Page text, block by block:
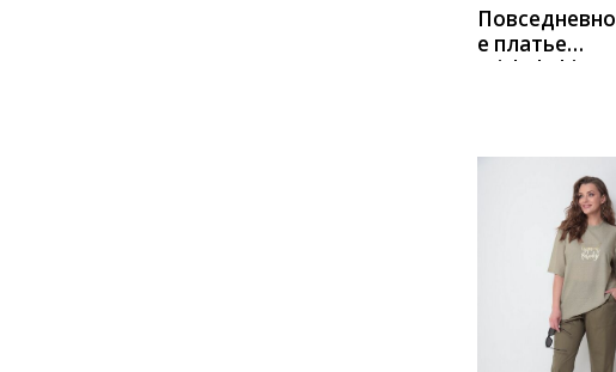
Повседневно
е платье
Michel Chic
КУПИТЬ